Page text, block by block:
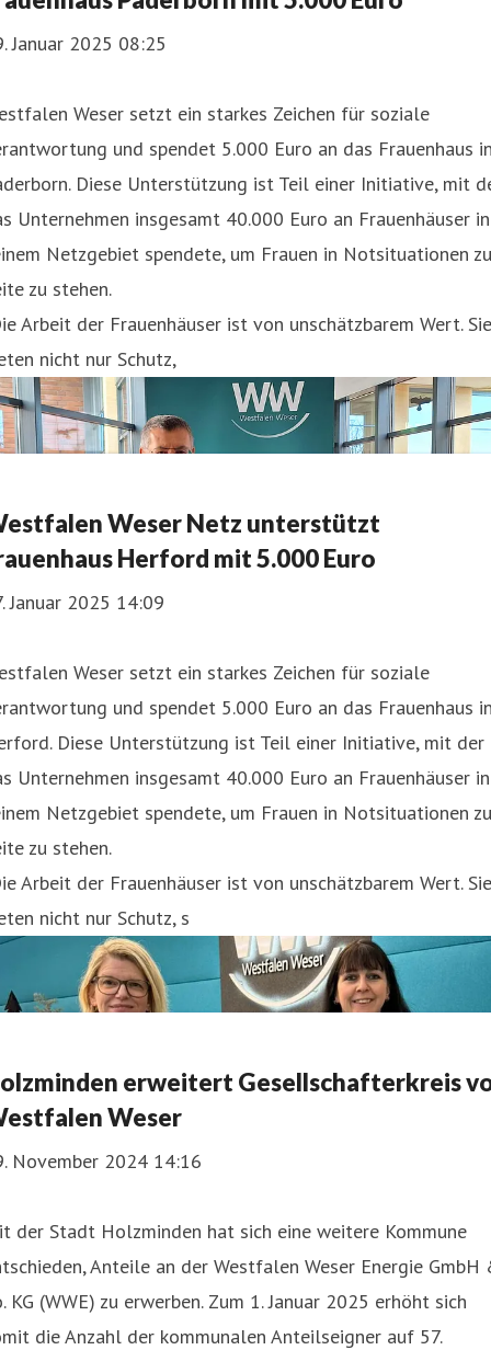
Januar 2025 08:25
Weser setzt ein starkes Zeichen für soziale
und spendet 5.000 Euro an das Frauenhaus
Diese Unterstützung ist Teil einer Initiative, mit
Unternehmen insgesamt 40.000 Euro an Frauenhäuser in
Netzgebiet spendete, um Frauen in Notsituationen
zu stehen.
Arbeit der Frauenhäuser ist von unschätzbarem Wert. Sie
nicht nur Schutz,
Weser Netz unterstützt
Herford mit 5.000 Euro
Januar 2025 14:09
Weser setzt ein starkes Zeichen für soziale
und spendet 5.000 Euro an das Frauenhaus
Diese Unterstützung ist Teil einer Initiative, mit der
Unternehmen insgesamt 40.000 Euro an Frauenhäuser in
Netzgebiet spendete, um Frauen in Notsituationen
zu stehen.
Arbeit der Frauenhäuser ist von unschätzbarem Wert. Sie
nicht nur Schutz, s
erweitert Gesellschafterkreis
Weser
November 2024 14:16
der Stadt Holzminden hat sich eine weitere Kommune
Anteile an der Westfalen Weser Energie GmbH
KG (WWE) zu erwerben. Zum 1. Januar 2025 erhöht sich
die Anzahl der kommunalen Anteilseigner auf 57.